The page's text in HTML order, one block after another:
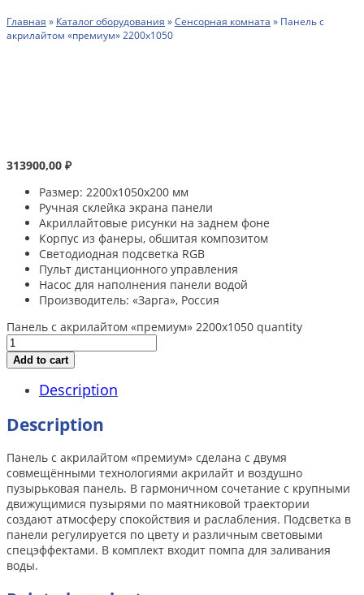
Главная » Каталог оборудования »Сенсорная комната » Панель с
акрилайтом «премиум» 2200х1050
313900,00 ₽
Размер: 2200х1050х200 мм
Ручная склейка экрана панели
Акриллайтовые рисунки на заднем фоне
Корпус из фанеры, обшитая композитом
Светодиодная подсветка RGB
Пульт дистанционного управления
Насос для наполнения панели водой
Производитель: «Зарга», Россия
Панель с акрилайтом «премиум» 2200х1050 quantity
Add to cart
Description
Description
Панель с акрилайтом «премиум» сделана с двумя
совмещёнными технологиями акрилайт и воздушно
пузырьковая панель. В гармоничном сочетание с крупными
движущимися пузырями по маятниковой траектории
создают атмосферу спокойствия и раслабления. Подсветка в
панели регулируется по цвету и различным световыми
спецэффектами. В комплект входит помпа для заливания
воды.